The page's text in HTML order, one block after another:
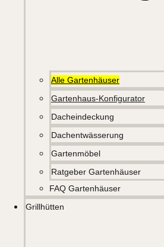
Alle Gartenhäuser
Gartenhaus-Konfigurator
Dacheindeckung
Dachentwässerung
Gartenmöbel
Ratgeber Gartenhäuser
FAQ Gartenhäuser
Grillhütten